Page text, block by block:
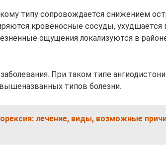
типу сопровождается снижением
кровеносные сосуды, ухудшается
ощущения локализуются в
При таком типе
типов болезни.
лечение, виды, возможные